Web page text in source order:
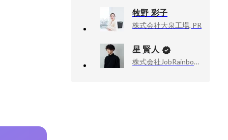
牧野 彩子
株式会社大泉工場, PR
星 賢人
株式会社JobRainbow, CEO